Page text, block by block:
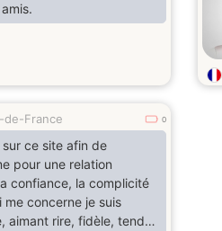
de-France 0
sur ce site afin de
pour une relation
confiance, la complicité
me concerne je suis
aimant rire, fidèle, tendre